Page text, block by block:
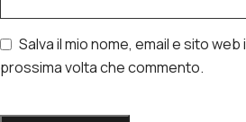
Salva il mio nome, email e sito
prossima volta che commento.